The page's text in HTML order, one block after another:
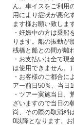
ん。車イスをご利用
用により症状が悪化
ます様お願い致します
・妊娠中の方は乗船
ります。船の振動が
桟橋と船との間が離
・お支払いは全て現
は使用できません。）
・お客様のご都合に
アー前日50％、当日
・ツアー実施当日、
ざいますので当日の
尚、その際の取消料
0以降となります。お